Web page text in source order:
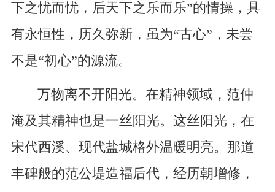
下之忧而忧，后天下之乐而乐”的情操，具
有永恒性，历久弥新，虽为“古心”，未尝
不是“初心”的源流。
万物离不开阳光。在精神领域，范仲
淹及其精神也是一丝阳光。这丝阳光，在
宋代西溪、现代盐城格外温暖明亮。那道
丰碑般的范公堤造福后代，经历朝增修，